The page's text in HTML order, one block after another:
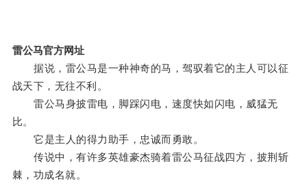
雷公马官方网址
据说，雷公马是一种神奇的马，驾驭着它的主人可以征
战天下，无往不利。
雷公马身披雷电，脚踩闪电，速度快如闪电，威猛无
比。
它是主人的得力助手，忠诚而勇敢。
传说中，有许多英雄豪杰骑着雷公马征战四方，披荆斩
棘，功成名就。